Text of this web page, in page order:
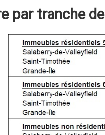
par tranche